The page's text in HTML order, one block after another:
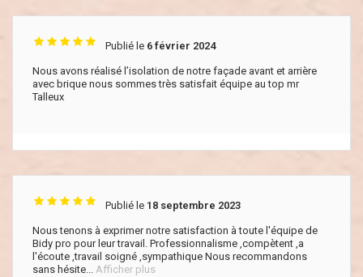
Publié le 6 février 2024
Nous avons réalisé l’isolation de notre façade avant et arrière
avec brique nous sommes très satisfait équipe au top mr
Talleux
Publié le 18 septembre 2023
Nous tenons à exprimer notre satisfaction à toute l'équipe de
Bidy pro pour leur travail. Professionnalisme ,compètent ,a
l'écoute ,travail soigné ,sympathique Nous recommandons
sans hésite... Afficher plus